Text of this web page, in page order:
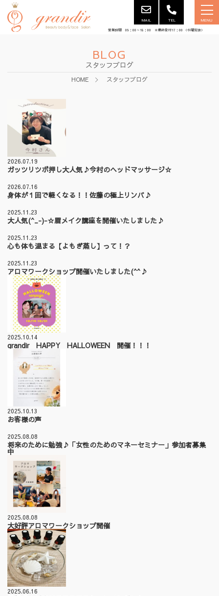
MAIL TEL MENU
営業時間 09：00～18：00 ※最終受付17：00 （水曜定休）
BLOG
スタッフブログ
HOME スタッフブログ
2026.07.19
ガッツリツボ押し大人気♪今村のヘッドマッサージ☆
2026.07.16
身体が１回で軽くなる！！佐藤の極上リンパ♪
2025.11.23
大人気(^_-)-☆眉メイク講座を開催いたしました♪
2025.11.23
心も体も温まる【よもぎ蒸し】って！？
2025.11.23
アロマワークショップ開催いたしました(^^♪
2025.10.14
grandir HAPPY HALLOWEEN 開催！！！
2025.10.13
お客様の声
2025.08.08
将来のために勉強♪「女性のためのマネーセミナー」参加者募集
中
2025.08.08
大好評アロマワークショップ開催
2025.06.16